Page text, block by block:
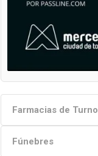
Farmacias de Turno
Fúnebres